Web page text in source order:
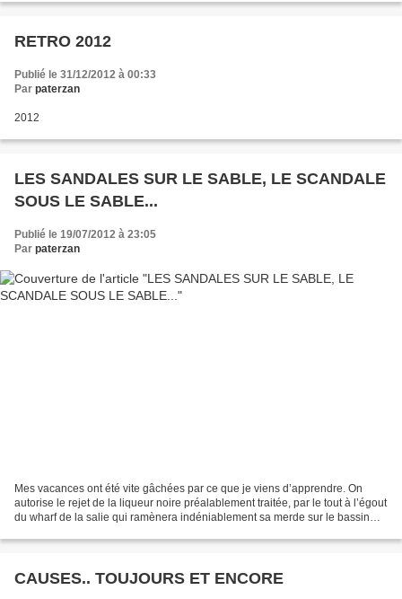
RETRO 2012
Publié le 31/12/2012 à 00:33
Par paterzan
2012
LES SANDALES SUR LE SABLE, LE SCANDALE
SOUS LE SABLE...
Publié le 19/07/2012 à 23:05
Par paterzan
Mes vacances ont été vite gâchées par ce que je viens d’apprendre. On
autorise le rejet de la liqueur noire préalablement traitée, par le tout à l’égout
du wharf de la salie qui ramènera indéniablement sa merde sur le bassin
CAUSES.. TOUJOURS ET ENCORE